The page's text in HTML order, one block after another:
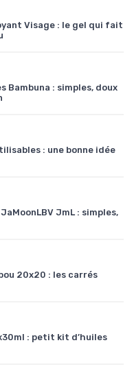
Visage : le gel qui fait
Bambuna : simples, doux
: une bonne idée
JmL : simples,
20x20 : les carrés
: petit kit d’huiles